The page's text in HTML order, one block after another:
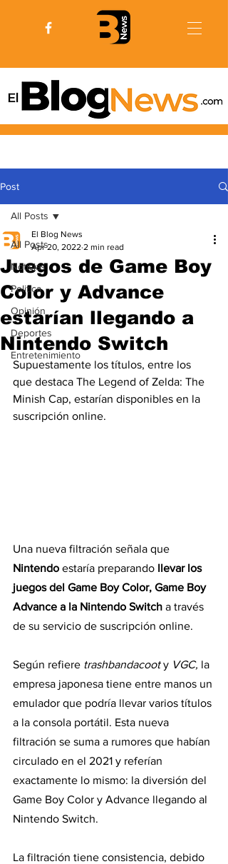
Post
All Posts
Noticias
Politica
Opinión
Deportes
Entretenimiento
All Posts
Juegos de Game Boy
Color y Advance
estarían llegando a
Nintendo Switch
El Blog News
Apr 20, 2022 2 min read
Supuestamente los títulos, entre los
que destaca The Legend of Zelda: The
Minish Cap, estarían disponibles en la
suscripción online.
Una nueva filtración señala que
Nintendo estaría preparando llevar los
juegos del Game Boy Color, Game Boy
Advance a la Nintendo Switch a través
de su servicio de suscripción online.
Según refiere trashbandacoot y VGC, la
empresa japonesa tiene entre manos un
emulador que podría llevar varios títulos
a la consola portátil. Esta nueva
filtración se suma a rumores que habían
circulado en el 2021 y referían
exactamente lo mismo: la diversión del
Game Boy Color y Advance llegando al
Nintendo Switch.
La filtración tiene consistencia, debido